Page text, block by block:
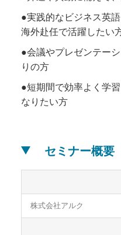
実践的なビジネス英
海外赴任で活躍したい
会議やプレゼンテー
りの方
短期間で効率よく学
なりたい方
セミナー概要
株式会社アルク